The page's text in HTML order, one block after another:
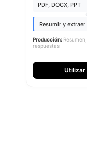
PDF, DOCX, PPT
Resumir y extraer
Producción:
respuestas
Utilizar